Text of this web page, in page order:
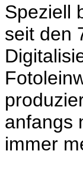
Speziell
seit den
anfangs
immer